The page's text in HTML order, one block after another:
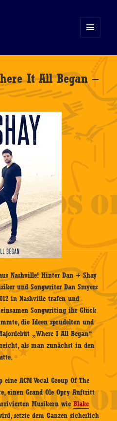
WIDGETS
It All Began –
Nashville! Hinter Dan + Shay
und Songwriter Dan Smyers
in Nashville trafen und
Songwriting ihr Glück
die Ideen sprudelten und
„Where I All Began“
als man zunächst in den
ACM Vocal Group Of The
einen Grand Ole Opry Auftritt
Musikern wieBlake
setzte dem Ganzen sicherlich